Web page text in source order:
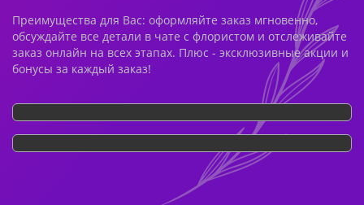
Преимущества для Вас: оформляйте заказ мгновенно,
обсуждайте все детали в чате с флористом и отслеживайте
заказ онлайн на всех этапах. Плюс - эксклюзивные акции и
бонусы за каждый заказ!